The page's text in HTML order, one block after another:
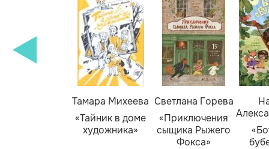
Тамара Михеева
«Тайник в доме
художника»
Светлана Горева
«Приключения
сыщика Рыжего
Фокса»